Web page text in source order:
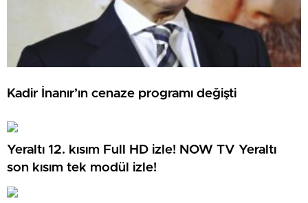
Kadir İnanır’ın cenaze programı değişti
Yeraltı 12. kısım Full HD izle! NOW TV Yeraltı
son kısım tek modül izle!